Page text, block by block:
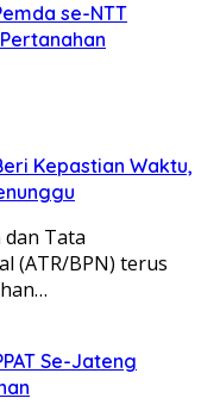
se-NTT
Kepastian Waktu,
dan Tata
(ATR/BPN) terus
Se-Jateng